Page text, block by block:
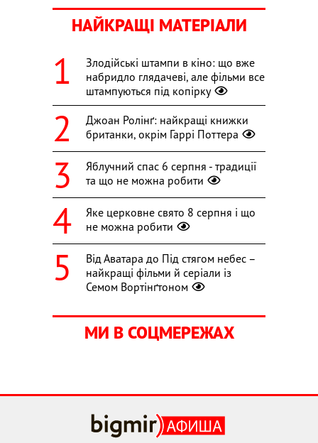
НАЙКРАЩІ МАТЕРІАЛИ
Злодійські штампи в кіно: що вже
набридло глядачеві, але фільми все
штампуються під копірку
Джоан Ролінґ: найкращі книжки
британки, окрім Гаррі Поттера
Яблучний спас 6 серпня - традиції
та що не можна робити
Яке церковне свято 8 серпня і що
не можна робити
Від Аватара до Під стягом небес –
найкращі фільми й серіали із
Семом Вортінґтоном
МИ В СОЦМЕРЕЖАХ